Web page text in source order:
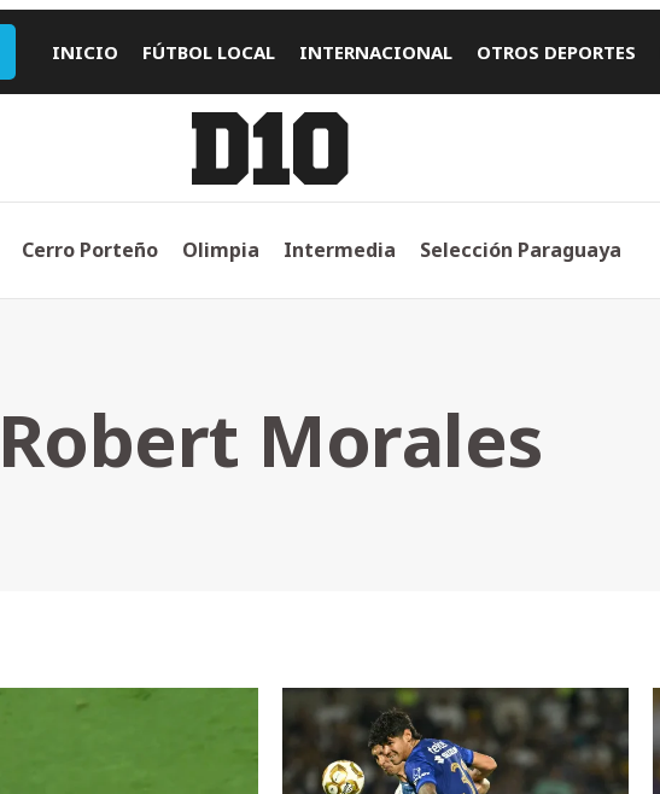
INICIO FÚTBOL LOCAL INTERNACIONAL OTROS DEPORTES
Cerro Porteño Olimpia Intermedia Selección Paraguaya
Robert Morales